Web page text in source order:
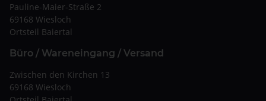
Pauline-Maier-Straße 2
69168 Wiesloch
Ortsteil Baiertal
Büro / Wareneingang / Versand
Zwischen den Kirchen 13
69168 Wiesloch